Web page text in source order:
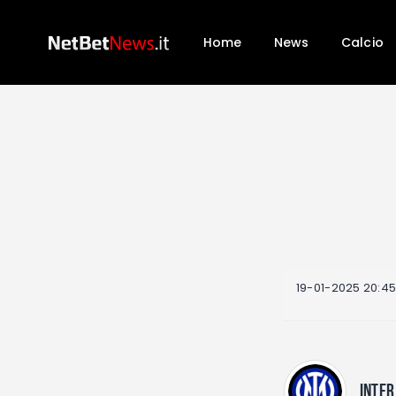
Home News Calcio
19-01-2025 20:45
INTER